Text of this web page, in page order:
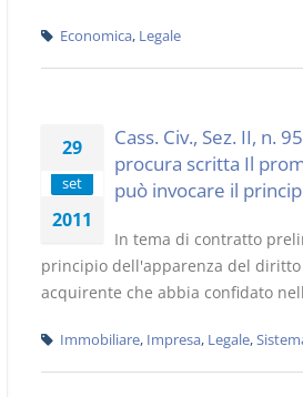
Economica, Legale
29
set
2011
Cass. Civ., Sez. II, n.
procura scritta Il
può invocare il
In tema di contratto
principio dell'apparenza del
acquirente che abbia confidato
Immobiliare, Impresa, Legale,